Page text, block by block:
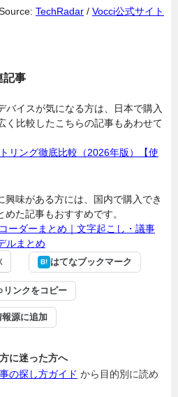
TechRadar / Vocci公式サイト
記事
バイスが気になる方は、日本で購入
く比較したこちらの記事もあわせて
リング徹底比較（2026年版）【使
興味がある方には、国内で購入でき
た記事もおすすめです。
ーダーまとめ｜文字起こし・議事
ルまとめ
B! はてなブックマーク
リンクをコピー
源に追加
に迷った方へ
の探し方ガイド から目的別に読め